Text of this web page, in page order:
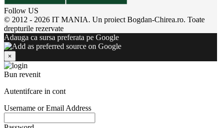
Follow US
© 2012 - 2026 IT MANIA. Un proiect Bogdan-Chirea.ro. Toate
drepturile rezervate
Adauga ca sursa preferata pe Google
×
Bun revenit
Autentifcare in cont
Username or Email Address